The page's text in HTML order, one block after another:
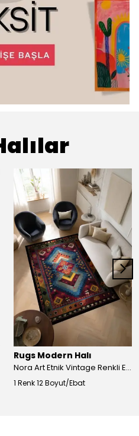
Rugs Modern Halı
Nora Art Etnik Vintage Renkli Eskitme Dokuma Taban Dekoratif Salon Halısı 63
1 Renk 12 Boyut/Ebat